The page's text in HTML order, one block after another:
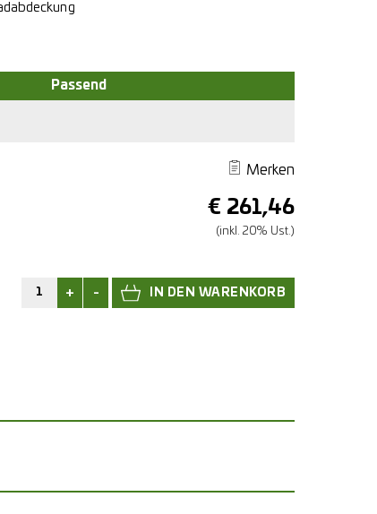
Merken
€ 261,46
(inkl. 20% Ust.)
+ -